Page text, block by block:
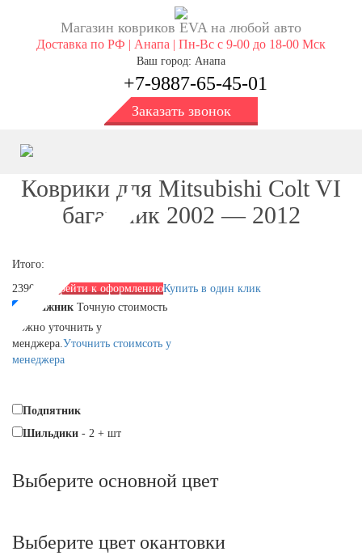
Магазин ковриков EVA ​на любой авто
Доставка по РФ | Анапа | Пн-Вс с 9-00 до 18-00 Мск
Ваш город: Анапа
+7-9887-65-45-01
Заказать звонок
Коврики для Mitsubishi Colt VI
багажник 2002 — 2012
Итого:
2390 р.
Перейти к оформлениюКупить в один клик
Багажник Точную стоимость
можно уточнить у
менджера.Уточнить стоимсоть у
менеджера
Подпятник
Шильдики - 2 + шт
Выберите oсновной цвет
Выберите цвет окантовки